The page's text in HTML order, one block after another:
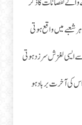
شعبے میں واقع ہوتی
ایسی لغزش سرزد ہوتی
اس کی آخرت برباد ہو